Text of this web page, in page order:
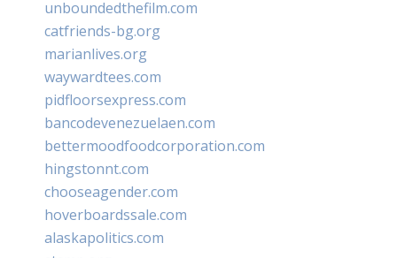
unboundedthefilm.com
catfriends-bg.org
marianlives.org
waywardtees.com
pidfloorsexpress.com
bancodevenezuelaen.com
bettermoodfoodcorporation.com
hingstonnt.com
chooseagender.com
hoverboardssale.com
alaskapolitics.com